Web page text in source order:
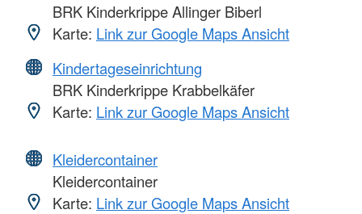
BRK Kinderkrippe Allinger Biberl
Karte: Link zur Google Maps Ansicht
Kindertageseinrichtung
BRK Kinderkrippe Krabbelkäfer
Karte: Link zur Google Maps Ansicht
Kleidercontainer
Kleidercontainer
Karte: Link zur Google Maps Ansicht